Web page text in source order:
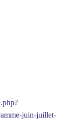
juin-juillet-